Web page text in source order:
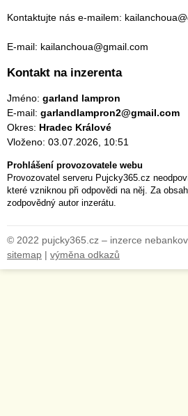
Kontaktujte nás e-mailem:
E-mail: kailanchoua@gmail.com
Kontakt na inzerenta
Jméno: garland lampron
E-mail: garlandlampron2@gmail.com
Okres: Hradec Králové
Vloženo: 03.07.2026, 10:51
Prohlášení provozovatele webu
Provozovatel serveru Pujcky365.cz
které vzniknou při odpovědi na něj. Za
zodpovědný autor inzerátu.
© 2022 pujcky365.cz – inzerce
sitemap | výměna odkazů